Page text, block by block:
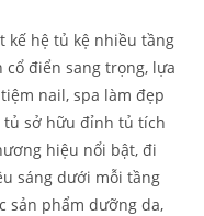
kế hệ tủ kệ nhiều tầng
điển sang trọng, lựa
nail, spa làm đẹp
tủ sở hữu đỉnh tủ tích
hiệu nổi bật, đi
sáng dưới mỗi tầng
sản phẩm dưỡng da,